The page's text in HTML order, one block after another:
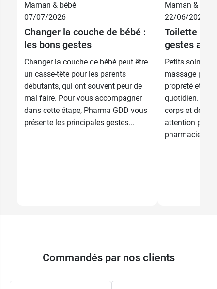
Maman & bébé
07/07/2026
Changer la couche de bébé :
les bons gestes
Changer la couche de bébé peut être
un casse-tête pour les parents
débutants, qui ont souvent peur de
mal faire. Pour vous accompagner
dans cette étape, Pharma GDD vous
présente les principales gestes...
Maman & bébé
22/06/2026
Toilette de
gestes au
Petits soins,
massage
propreté et au
quotidien.
corps et de
attention
pharmaciens...
Commandés par nos clients